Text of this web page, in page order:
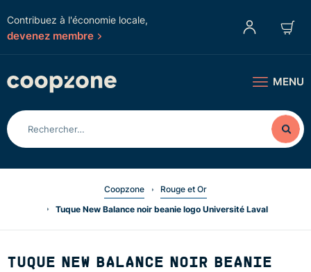
Contribuez à l'économie locale,
devenez membre
MENU
Coopzone
Rouge et Or
Tuque New Balance noir beanie logo Université Laval
TUQUE NEW BALANCE NOIR BEANIE